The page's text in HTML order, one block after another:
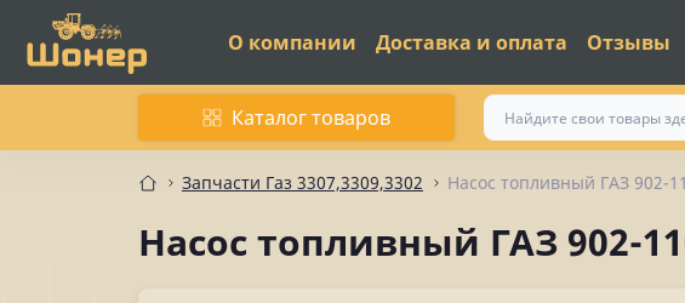
О компании Доставка и оплата Отзывы
Каталог товаров
Запчасти Газ 3307,3309,3302 Насос топливный ГАЗ 902-
Насос топливный ГАЗ 902-